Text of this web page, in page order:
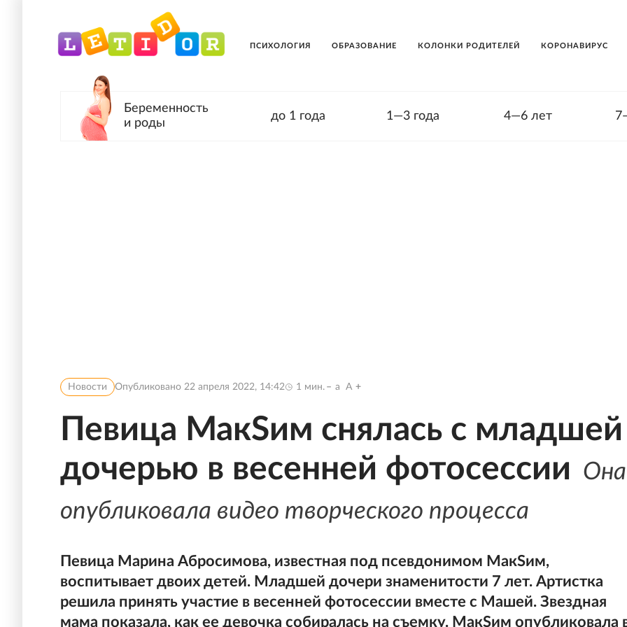
ПСИХОЛОГИЯ ОБРАЗОВАНИЕ КОЛОНКИ РОДИТЕЛЕЙ КОРОНАВИРУС
Беременность
и роды
до 1 года 1—3 года 4—6 лет
Новости Опубликовано 22 апреля 2022, 14:42 1 мин. a A
Певица МакSим снялась с младшей
дочерью в весенней фотосессии Она
опубликовала видео творческого процесса
Певица Марина Абросимова, известная под псевдонимом МакSим,
воспитывает двоих детей. Младшей дочери знаменитости 7 лет. Артистка
решила принять участие в весенней фотосессии вместе с Машей. Звездная
мама показала, как ее девочка собиралась на съемку. МакSим опубликовала